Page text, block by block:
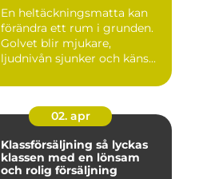
En heltäckningsmatta kan
förändra ett rum i grunden.
Golvet blir mjukare,
ljudnivån sjunker och käns...
02. apr
Klassförsäljning så lyckas
klassen med en lönsam
och rolig försäljning